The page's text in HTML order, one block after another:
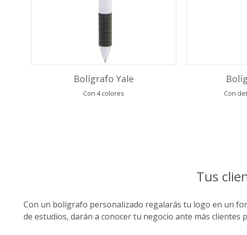
Bolígrafo Yale
Con 4 colores Con
Tus
Con un bolígrafo personalizado regalarás tu logo en un
de estudios, darán a conocer tu negocio ante más clientes